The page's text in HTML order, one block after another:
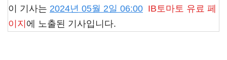
이 기사는 2024년 05월 2일 06:00 IB토마토 유료 페
이지 에 노출된 기사입니다.